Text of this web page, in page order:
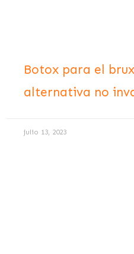
Botox para el
alternativa no
julio 13, 2023